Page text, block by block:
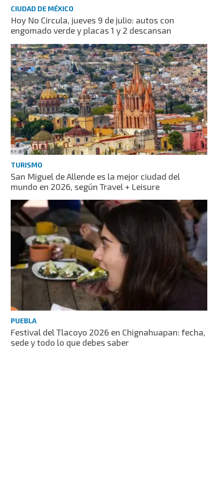
CIUDAD DE MÉXICO
Hoy No Circula, jueves 9 de julio: autos con
engomado verde y placas 1 y 2 descansan
TURISMO
San Miguel de Allende es la mejor ciudad del
mundo en 2026, según Travel + Leisure
PUEBLA
Festival del Tlacoyo 2026 en Chignahuapan: fecha,
sede y todo lo que debes saber